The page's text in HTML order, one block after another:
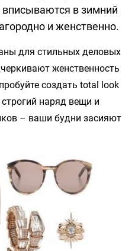
в зимний
и женственно.
для стильных деловых
женственность
создать total look
наряд вещи и
– ваши будни засияют